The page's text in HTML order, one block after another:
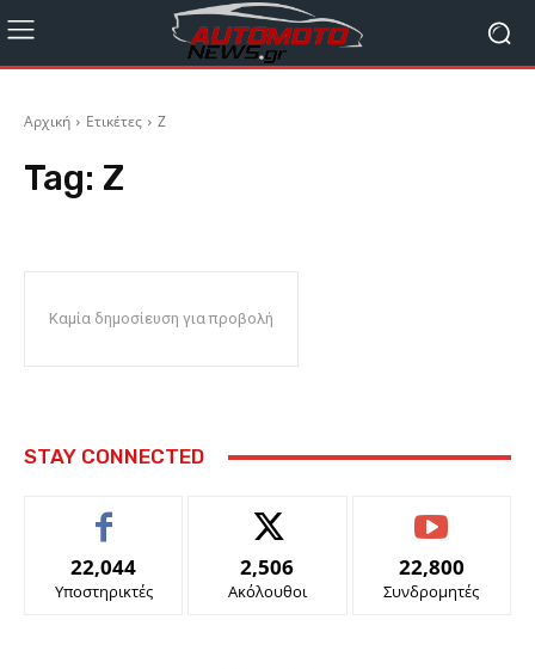
Αρχική Ετικέτες Z
Tag: Z
Καμία δημοσίευση για προβολή
STAY CONNECTED
22,044
Υποστηρικτές
2,506
Ακόλουθοι
22,800
Συνδρομητές